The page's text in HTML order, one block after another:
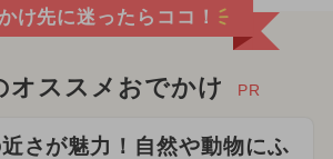
イベント
イベント
ベント
け先に迷ったらココ！
オススメおでかけ PR
さが魅力！自然や動物にふ